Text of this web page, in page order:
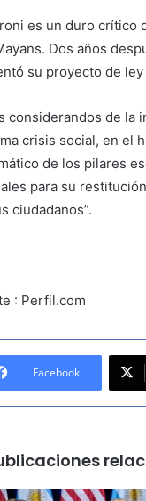
es un duro crítico
Dos años
su proyecto de
considerandos de la
crisis social, en el
de los pilares
para su
ciudadanos”.
: Perfil.com
Facebook